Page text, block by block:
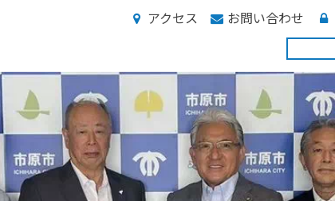
アクセス お問い合わせ